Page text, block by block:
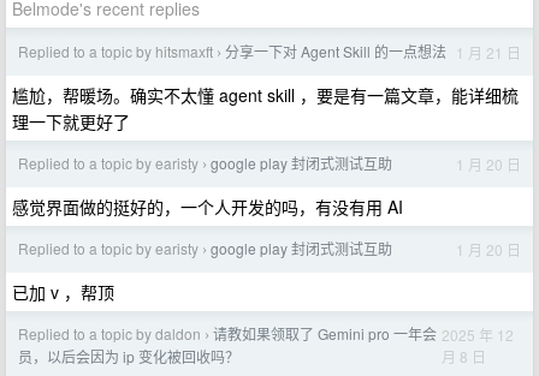
Belmode's recent replies
Replied to a topic by hitsmaxft › 分享一下对 Agent Skill 的一点想法 1 月 21 日
尴尬，帮暖场。确实不太懂 agent skill ，要是有一篇文章，能详细梳
理一下就更好了
Replied to a topic by earisty › google play 封闭式测试互助 1 月 20 日
感觉界面做的挺好的，一个人开发的吗，有没有用 AI
Replied to a topic by earisty › google play 封闭式测试互助 1 月 20 日
已加 v ，帮顶
Replied to a topic by daldon › 请教如果领取了 Gemini pro 一年会
员，以后会因为 ip 变化被回收吗？
2025 年 12
月 8 日